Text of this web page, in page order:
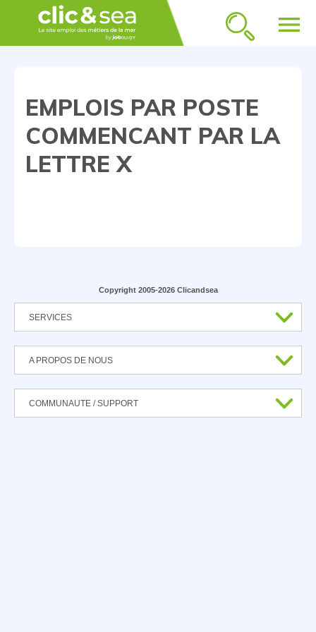
menu
EMPLOIS PAR POSTE
COMMENCANT PAR LA
LETTRE X
Copyright 2005-2026 Clicandsea
SERVICES
A PROPOS DE NOUS
COMMUNAUTE / SUPPORT